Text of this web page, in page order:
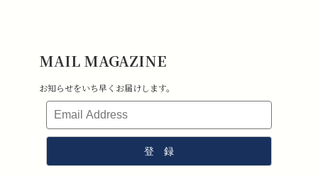
4.室内での試着のみ（屋外・ゴルフ場で使用したものは返品不可となり
5.返品送料はお客様負担となります。その点ご了承ください。
MAIL MAGAZINE
お知らせをいち早くお届けします。